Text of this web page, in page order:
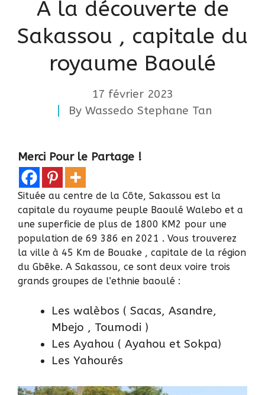
A la découverte de
Sakassou , capitale du
royaume Baoulé
17 février 2023
By Wassedo Stephane Tan
Merci Pour le Partage !
Située au centre de la Côte, Sakassou est la
capitale du royaume peuple Baoulé Walebo et a
une superficie de plus de 1800 KM2 pour une
population de 69 386 en 2021 . Vous trouverez
la ville à 45 Km de Bouake , capitale de la région
du Gbêke. A Sakassou, ce sont deux voire trois
grands groupes de l’ethnie baoulé :
Les walèbos ( Sacas, Asandre,
Mbejo , Toumodi )
Les Ayahou ( Ayahou et Sokpa)
Les Yahourés